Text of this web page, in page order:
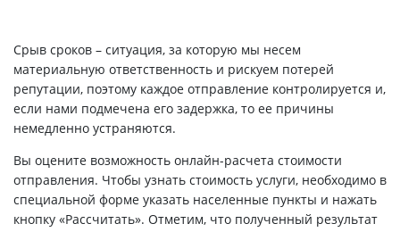
Срыв сроков – ситуация, за которую мы несем
материальную ответственность и рискуем потерей
репутации, поэтому каждое отправление контролируется и,
если нами подмечена его задержка, то ее причины
немедленно устраняются.
Вы оцените возможность онлайн-расчета стоимости
отправления. Чтобы узнать стоимость услуги, необходимо в
специальной форме указать населенные пункты и нажать
кнопку «Рассчитать». Отметим, что полученный результат